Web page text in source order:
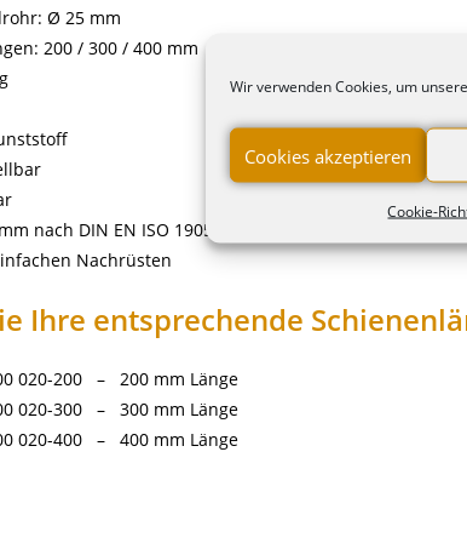
Wir verwenden Cookies, um
Cookies akzeptieren
Cookie-
Ø 25 mm
200 / 300 / 400 mm
nach DIN EN ISO 19054
Nachrüsten
Ihre entsprechende
020-200 – 200 mm Länge
020-300 – 300 mm Länge
020-400 – 400 mm Länge